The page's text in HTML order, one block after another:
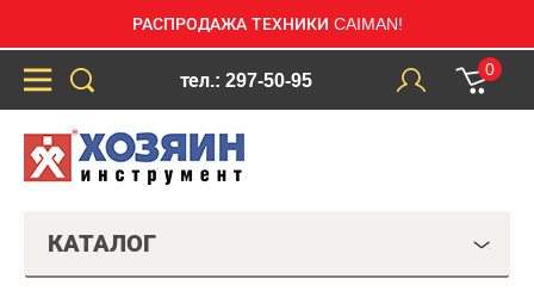
РАСПРОДАЖА ТЕХНИКИ CAIMAN!
тел.: 297-50-95
0
КАТАЛОГ